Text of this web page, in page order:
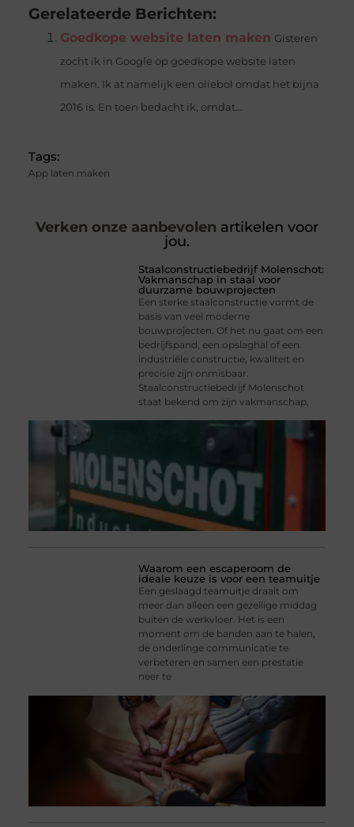
Gerelateerde Berichten:
Goedkope website laten maken Gisteren
zocht ik in Google op goedkope website laten
maken. Ik at namelijk een oliebol omdat het bijna
2016 is. En toen bedacht ik, omdat...
Tags:
App laten maken
Verken onze aanbevolen artikelen voor
jou.
Staalconstructiebedrijf Molenschot:
Vakmanschap in staal voor
duurzame bouwprojecten
Een sterke staalconstructie vormt de
basis van veel moderne
bouwprojecten. Of het nu gaat om een
bedrijfspand, een opslaghal of een
industriële constructie, kwaliteit en
precisie zijn onmisbaar.
Staalconstructiebedrijf Molenschot
staat bekend om zijn vakmanschap,
Waarom een escaperoom de
ideale keuze is voor een teamuitje
Een geslaagd teamuitje draait om
meer dan alleen een gezellige middag
buiten de werkvloer. Het is een
moment om de banden aan te halen,
de onderlinge communicatie te
verbeteren en samen een prestatie
neer te